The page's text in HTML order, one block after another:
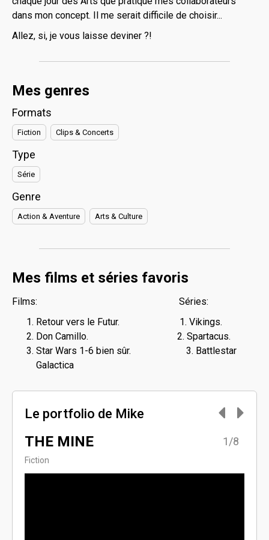
dans mon concept. Il me serait difficile de choisir...
Allez, si, je vous laisse deviner ?!
Mes genres
Formats
Fiction Clips & Concerts
Type
Série
Genre
Action & Aventure Arts & Culture
Mes films et séries favoris
Films: Séries:
Retour vers le Futur. 1. Vikings.
Don Camillo. 2. Spartacus.
Star Wars 1-6 bien sûr. 3. Battlestar
Galactica
Le portfolio de Mike
THE MINE
Fiction
1/8